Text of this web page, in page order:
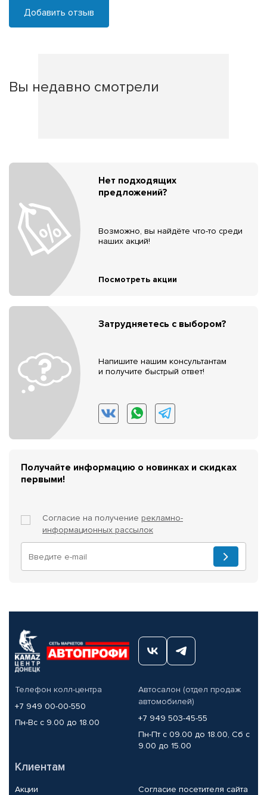
Добавить отзыв
Вы недавно смотрели
Нет подходящих
предложений?
Возможно, вы найдёте что-то среди
наших акций!
Посмотреть акции
Затрудняетесь с выбором?
Напишите нашим консультантам
и получите быстрый ответ!
Получайте информацию о новинках и скидках
первыми!
Согласие на получение рекламно-
информационных рассылок
Телефон колл-центра
+7 949 00-00-550
Пн-Вс с 9.00 до 18.00
Автосалон (отдел продаж
автомобилей)
+7 949 503-45-55
Пн-Пт с 09.00 до 18.00, Сб с
9.00 до 15.00
Клиентам
Акции Согласие посетителя сайта